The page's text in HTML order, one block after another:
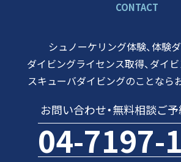
CONTACT
シュノーケリング体験、体験ダ
ダイビングライセンス取得、 ダイ
スキューバダイビングのことなら
お問い合わせ・無料相談ご
04-7197-